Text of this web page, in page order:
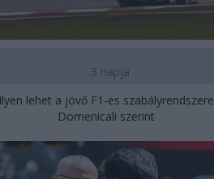
3 napja
Ilyen lehet a jövő F1-es szabályrendszere
Domenicali szerint